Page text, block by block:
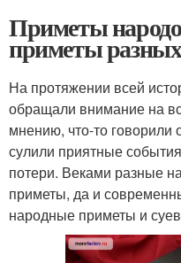
Приметы
приметы
На протяжении всей
обращали внимание на
мнению, что-то говорили
сулили приятные
потери. Веками разные
приметы, да и
народные приметы и